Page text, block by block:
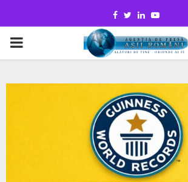
Facebook
TwitterLinkedinYoutube
PRIMARY